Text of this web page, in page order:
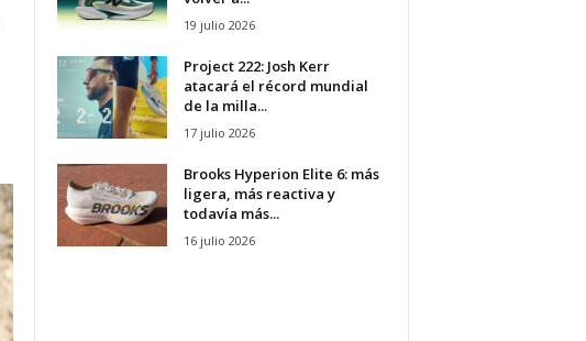
19 julio 2026
Project 222: Josh Kerr
atacará el récord mundial
de la milla...
17 julio 2026
Brooks Hyperion Elite 6: más
ligera, más reactiva y
todavía más...
16 julio 2026